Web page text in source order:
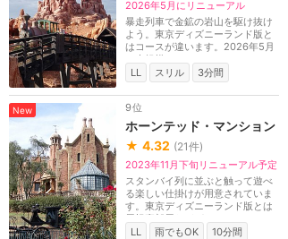
2026年5月にリニューアル
暴走列車で金鉱の岩山を駆け抜け
よう。東京ディズニーランド版と
はコースが違います。2026年5月
に大規模リニューア...
LL
スリル 3分間
New 9位
ホーンテッド・マンション
★ 4.32 (21件)
2023年11月下旬リニューアル予定
スタンバイ列に並ぶと触って遊べ
る楽しい仕掛けが用意されていま
す。東京ディズニーランド版とは
屋根裏部屋などが...
LL
雨でもOK 10分間